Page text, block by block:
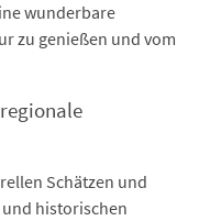
wunderbare
zu genießen und vom
Schätzen und
historischen